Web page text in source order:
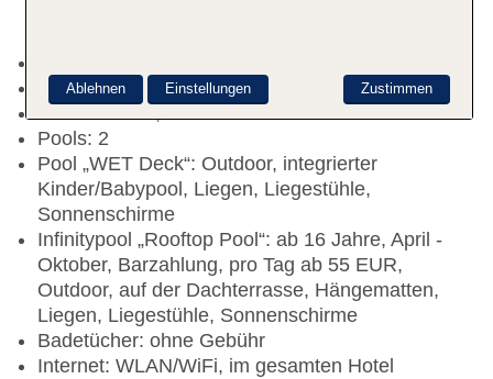
Dachterrasse, Sonnenterrasse
Pools: 2
Pool „WET Deck“: Outdoor, integrierter
Kinder/Babypool, Liegen, Liegestühle,
Sonnenschirme
Infinitypool „Rooftop Pool“: ab 16 Jahre, April -
Oktober, Barzahlung, pro Tag ab 55 EUR,
Outdoor, auf der Dachterrasse, Hängematten,
Liegen, Liegestühle, Sonnenschirme
Badetücher: ohne Gebühr
Internet: WLAN/WiFi, im gesamten Hotel
Zustimmen
Ablehnen Einstellungen